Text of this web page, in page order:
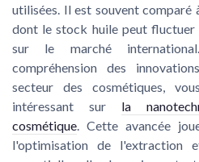
utilisées. Il est souvent comparé
dont le stock huile peut fluctuer
sur le marché
compréhension des
secteur des cosmétiques,
intéressant sur la
cosmétique. Cette avancée
l'optimisation de l'extraction